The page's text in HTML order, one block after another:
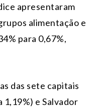
apresentaram
alimentação e
para 0,67%,
das sete capitais
1,19%) e Salvador